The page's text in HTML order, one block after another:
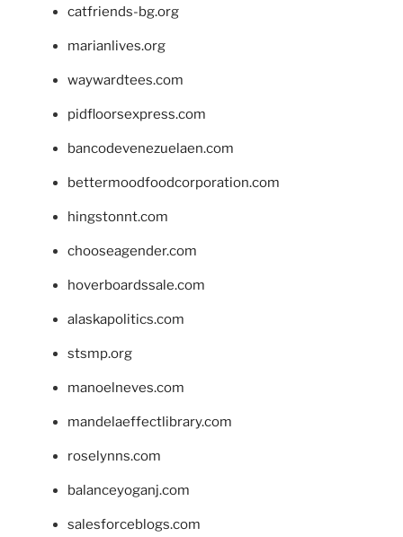
catfriends-bg.org
marianlives.org
waywardtees.com
pidfloorsexpress.com
bancodevenezuelaen.com
bettermoodfoodcorporation.com
hingstonnt.com
chooseagender.com
hoverboardssale.com
alaskapolitics.com
stsmp.org
manoelneves.com
mandelaeffectlibrary.com
roselynns.com
balanceyoganj.com
salesforceblogs.com